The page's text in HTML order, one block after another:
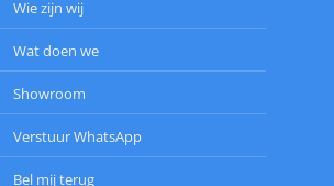
Wie zijn wij
Wat doen we
Showroom
Verstuur WhatsApp
Bel mij terug